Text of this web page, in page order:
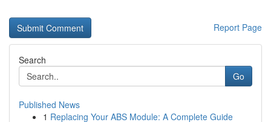
Report Page
Search
Go
Published News
1 Replacing Your ABS Module: A Complete Guide